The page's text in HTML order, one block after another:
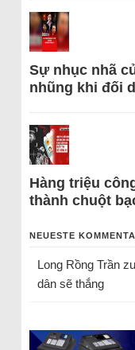
Sự nhục nhã
nhũng khi đối
Hàng triệu
thành chuột
NEUESTE
Long Rồng Trầnzu
dân sẽ thắng